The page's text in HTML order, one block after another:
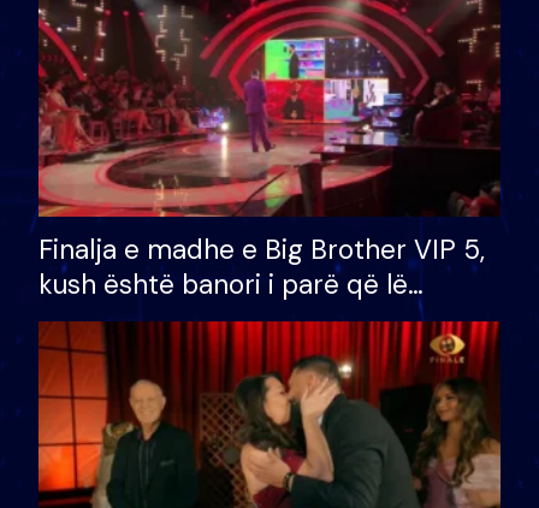
Finalja e madhe e Big Brother VIP 5,
kush është banori i parë që lë
shtëpinë dhe humb mundësinë për
të fituar çmimin e madh